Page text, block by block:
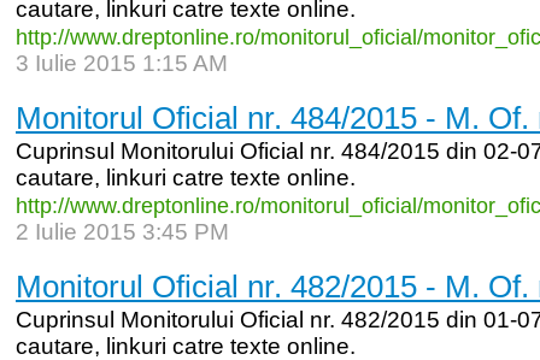
cautare, linkuri catre texte online.
http://www.dreptonline.ro/monitorul_ oficial/monitor_
3 Iulie 2015 1:15 AM
Monitorul Oficial nr. 484/2015 - M. Of.
Cuprinsul Monitorului Oficial nr. 484/2015 din 02-
cautare, linkuri catre texte online.
http://www.dreptonline.ro/monitorul_ oficial/monitor_
2 Iulie 2015 3:45 PM
Monitorul Oficial nr. 482/2015 - M. Of.
Cuprinsul Monitorului Oficial nr. 482/2015 din 01-
cautare, linkuri catre texte online.